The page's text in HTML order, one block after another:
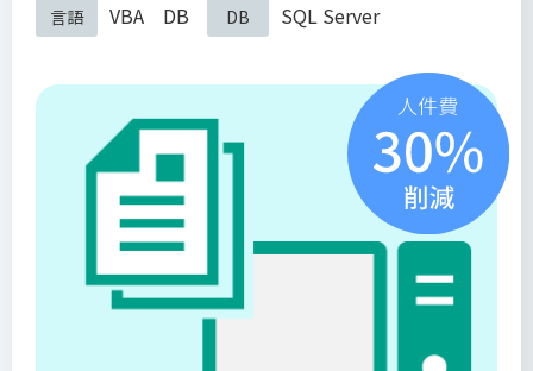
言語 VBA DB DB SQL Server